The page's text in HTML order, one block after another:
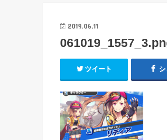
2019.06.11
ツイート